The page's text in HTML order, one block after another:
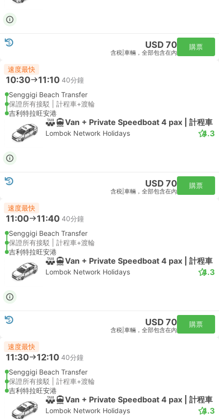
USD 70
含税 車輛，全部包含在內
購票
速度最快
10:30 11:10 40分鐘
Senggigi Beach Transfer
保證所有接駁 | 計程車+渡輪
吉利特拉旺安港
Van + Private Speedboat 4 pax | 計程車
Lombok Network Holidays 4.3
USD 70
含税 車輛，全部包含在內
購票
速度最快
11:00 11:40 40分鐘
Senggigi Beach Transfer
保證所有接駁 | 計程車+渡輪
吉利特拉旺安港
Van + Private Speedboat 4 pax | 計程車
Lombok Network Holidays 4.3
USD 70
含税 車輛，全部包含在內
購票
速度最快
11:30 12:10 40分鐘
Senggigi Beach Transfer
保證所有接駁 | 計程車+渡輪
吉利特拉旺安港
Van + Private Speedboat 4 pax | 計程車
Lombok Network Holidays 4.3